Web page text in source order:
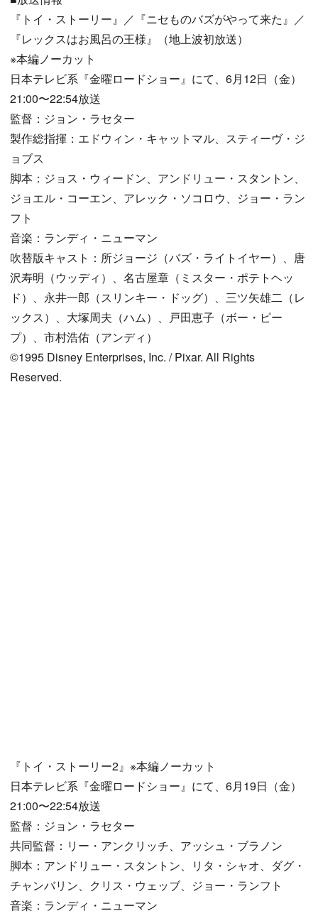
『トイ・ストーリー』／『ニセものバズがやって来た』／
『レックスはお風呂の王様』（地上波初放送）
※本編ノーカット
日本テレビ系『金曜ロードショー』にて、6月12日（金）
21:00〜22:54放送
監督：ジョン・ラセター
製作総指揮：エドウィン・キャットマル、スティーヴ・ジ
ョブス
脚本：ジョス・ウィードン、アンドリュー・スタントン、
ジョエル・コーエン、アレック・ソコロウ、ジョー・ラン
フト
音楽：ランディ・ニューマン
吹替版キャスト：所ジョージ（バズ・ライトイヤー）、唐
沢寿明（ウッディ）、名古屋章（ミスター・ポテトヘッ
ド）、永井一郎（スリンキー・ドッグ）、三ツ矢雄二（レ
ックス）、大塚周夫（ハム）、戸田恵子（ボー・ピー
プ）、市村浩佑（アンディ）
©1995 Disney Enterprises, Inc. / Pixar. All Rights
Reserved.
『トイ・ストーリー2』※本編ノーカット
日本テレビ系『金曜ロードショー』にて、6月19日（金）
21:00〜22:54放送
監督：ジョン・ラセター
共同監督：リー・アンクリッチ、アッシュ・ブラノン
脚本：アンドリュー・スタントン、リタ・シャオ、ダグ・
チャンバリン、クリス・ウェッブ、ジョー・ランフト
音楽：ランディ・ニューマン